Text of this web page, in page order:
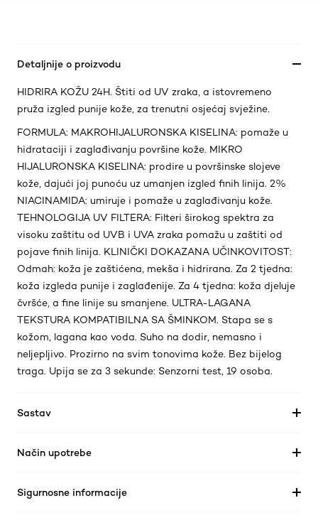
Detaljnije o proizvodu
HIDRIRA KOŽU 24H. Štiti od UV zraka, a istovremeno
pruža izgled punije kože, za trenutni osjećaj svježine.
FORMULA: MAKROHIJALURONSKA KISELINA: pomaže u
hidrataciji i zaglađivanju površine kože. MIKRO
HIJALURONSKA KISELINA: prodire u površinske slojeve
kože, dajući joj punoću uz umanjen izgled finih linija. 2%
NIACINAMIDA: umiruje i pomaže u zaglađivanju kože.
TEHNOLOGIJA UV FILTERA: Filteri širokog spektra za
visoku zaštitu od UVB i UVA zraka pomažu u zaštiti od
pojave finih linija. KLINIČKI DOKAZANA UČINKOVITOST:
Odmah: koža je zaštićena, mekša i hidrirana. Za 2 tjedna:
koža izgleda punije i zaglađenije. Za 4 tjedna: koža djeluje
čvršće, a fine linije su smanjene. ULTRA-LAGANA
TEKSTURA KOMPATIBILNA SA ŠMINKOM. Stapa se s
kožom, lagana kao voda. Suho na dodir, nemasno i
neljepljivo. Prozirno na svim tonovima kože. Bez bijelog
traga. Upija se za 3 sekunde: Senzorni test, 19 osoba.
Sastav
Način upotrebe
Sigurnosne informacije